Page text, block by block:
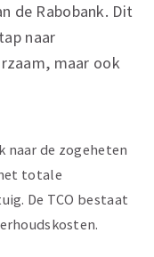
de Rabobank. Dit
naar
maar ook
naar de zogeheten
totale
De TCO bestaat